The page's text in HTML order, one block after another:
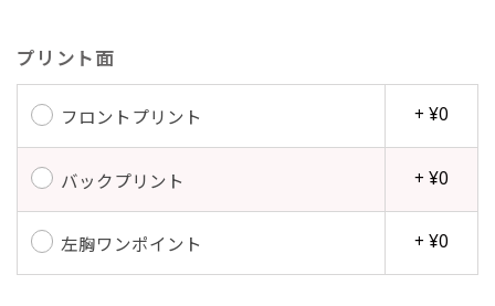
プリント面
フロントプリント + ¥0
バックプリント + ¥0
左胸ワンポイント + ¥0